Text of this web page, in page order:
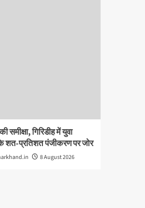
समीक्षा, गिरिडीह में युवा
शत-प्रतिशत पंजीकरण पर जोर
8 August 2026